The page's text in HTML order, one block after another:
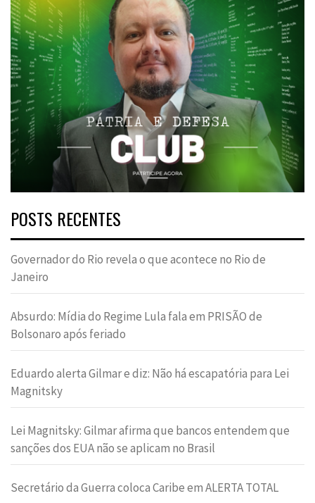
POSTS RECENTES
Governador do Rio revela o que acontece no Rio de
Janeiro
Absurdo: Mídia do Regime Lula fala em PRISÃO de
Bolsonaro após feriado
Eduardo alerta Gilmar e diz: Não há escapatória para Lei
Magnitsky
Lei Magnitsky: Gilmar afirma que bancos entendem que
sanções dos EUA não se aplicam no Brasil
Secretário da Guerra coloca Caribe em ALERTA TOTAL